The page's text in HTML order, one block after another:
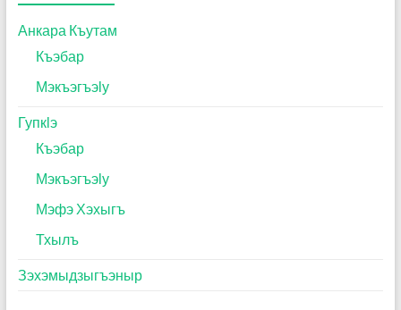
Анкара Къутам
Къэбар
Мэкъэгъэӏу
Гупкӏэ
Къэбар
Мэкъэгъэӏу
Мэфэ Хэхыгъ
Тхылъ
Зэхэмыдзыгъэныр